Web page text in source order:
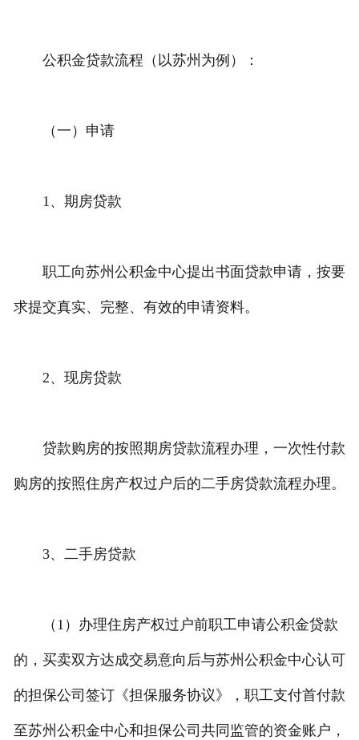
公积金贷款流程（以苏州为例）：
（一）申请
1、期房贷款
职工向苏州公积金中心提出书面贷款申请，按要
求提交真实、完整、有效的申请资料。
2、现房贷款
贷款购房的按照期房贷款流程办理，一次性付款
购房的按照住房产权过户后的二手房贷款流程办理。
3、二手房贷款
（1）办理住房产权过户前职工申请公积金贷款
的，买卖双方达成交易意向后与苏州公积金中心认可
的担保公司签订《担保服务协议》，职工支付首付款
至苏州公积金中心和担保公司共同监管的资金账户，